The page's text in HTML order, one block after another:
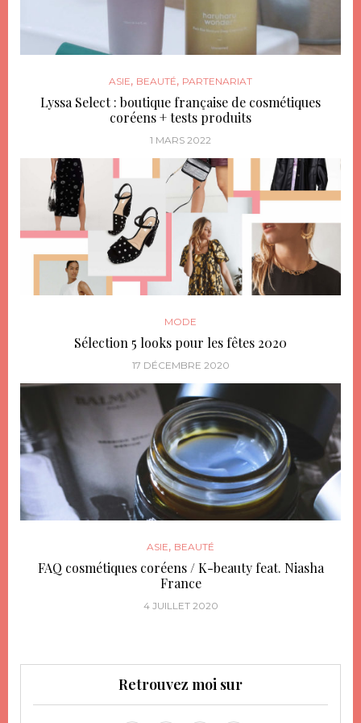
ASIE, BEAUTÉ, PARTENARIAT
Lyssa Select : boutique française de cosmétiques
coréens + tests produits
1 MARS 2022
MODE
Sélection 5 looks pour les fêtes 2020
17 DÉCEMBRE 2020
ASIE, BEAUTÉ
FAQ cosmétiques coréens / K-beauty feat. Niasha
France
4 JUILLET 2020
Retrouvez moi sur